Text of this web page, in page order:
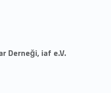
Derneği, iaf e.V.